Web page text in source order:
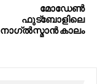
മോഡേൺ
ഫുട്‌ബോളിലെ
നാഗ്ൽസ്മാൻ കാലം